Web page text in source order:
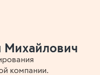
Михайлович
компании.